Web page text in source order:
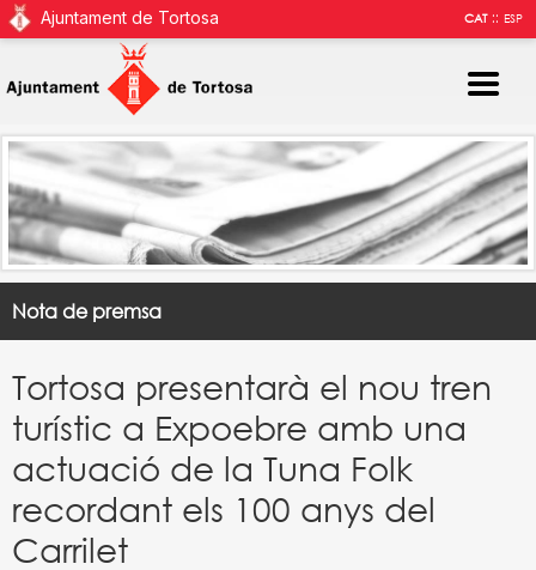
Ajuntament de Tortosa CAT::ESP
Nota de premsa
Tortosa presentarà el nou tren
turístic a Expoebre amb una
actuació de la Tuna Folk
recordant els 100 anys del
Carrilet